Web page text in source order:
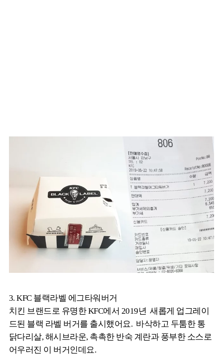
3. KFC 블랙라벨 에그타워버거
치킨 브랜드로 유명한 KFC에서 2019년 새롭게 업그레이
드된 블랙 라벨 버거를 출시했어요. 바삭하고 두툼한 통
닭다리살, 해시브라운, 촉촉한 반숙 계란과 풍부한 소스로
어우러진 이 버거인데요.